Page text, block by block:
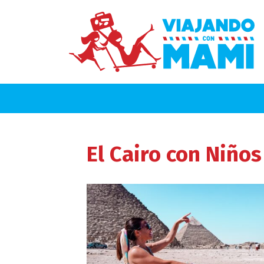
El Cairo con Niños